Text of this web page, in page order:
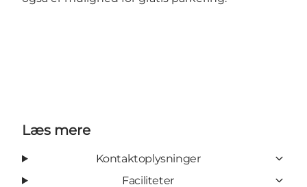
Læs mere
Kontaktoplysninger
Faciliteter